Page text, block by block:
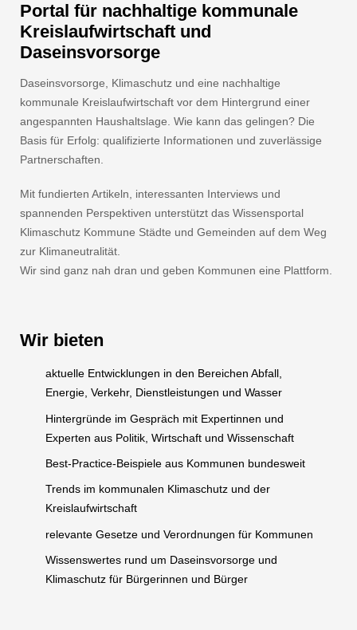
Portal für nachhaltige kommunale
Kreislaufwirtschaft und
Daseinsvorsorge
Daseinsvorsorge, Klimaschutz und eine nachhaltige
kommunale Kreislaufwirtschaft vor dem Hintergrund einer
angespannten Haushaltslage. Wie kann das gelingen? Die
Basis für Erfolg: qualifizierte Informationen und zuverlässige
Partnerschaften.
Mit fundierten Artikeln, interessanten Interviews und
spannenden Perspektiven unterstützt das Wissensportal
Klimaschutz Kommune Städte und Gemeinden auf dem Weg
zur Klimaneutralität.
Wir sind ganz nah dran und geben Kommunen eine Plattform.
Wir bieten
aktuelle Entwicklungen in den Bereichen Abfall,
Energie, Verkehr, Dienstleistungen und Wasser
Hintergründe im Gespräch mit Expertinnen und
Experten aus Politik, Wirtschaft und Wissenschaft
Best-Practice-Beispiele aus Kommunen bundesweit
Trends im kommunalen Klimaschutz und der
Kreislaufwirtschaft
relevante Gesetze und Verordnungen für Kommunen
Wissenswertes rund um Daseinsvorsorge und
Klimaschutz für Bürgerinnen und Bürger